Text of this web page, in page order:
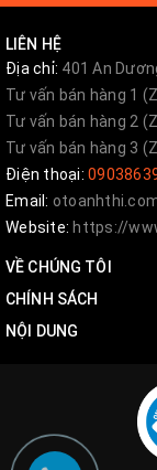
Ống dẫn hơi,
còn chúng tôi
xađa năng cực
Bộ điều khiển từ
LIÊN HỆ
Địa chỉ: 401 An
Tư vấn bán hàng 1
Tư vấn bán hàng 2
Tư vấn bán hàng 3
Điện thoại:
Email:
Website: https://
VỀ CHÚNG TÔI
CHÍNH SÁCH
NỘI DUNG